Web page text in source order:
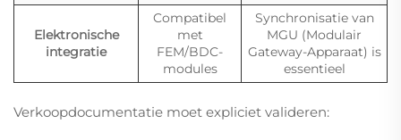
Elektronische
integratie
Compatibel
met
FEM/BDC-
modules
Synchronisatie van
MGU (Modulair
Gateway-Apparaat) is
essentieel
Verkoopdocumentatie moet expliciet valideren: